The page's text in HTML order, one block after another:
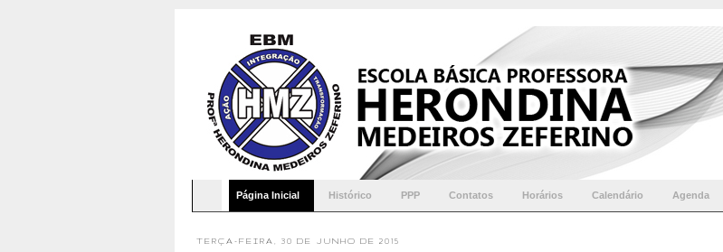
Página Inicial Histórico PPP Contatos Horários Calendário Agenda
TERÇA-FEIRA, 30 DE JUNHO DE 2015